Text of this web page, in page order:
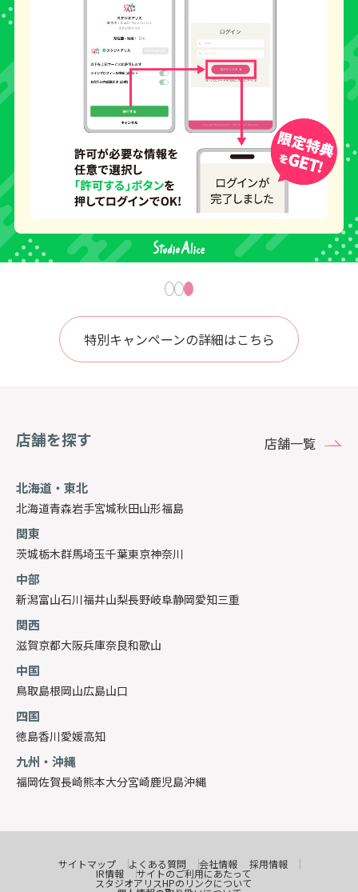
特別キャンペーンの詳細はこちら
店舗を探す 店舗一覧
北海道・東北
北海道青森岩手宮城秋田山形福島
関東
茨城栃木群馬埼玉千葉東京神奈川
中部
新潟富山石川福井山梨長野岐阜静岡愛知三重
関西
滋賀京都大阪兵庫奈良和歌山
中国
鳥取島根岡山広島山口
四国
徳島香川愛媛高知
九州・沖縄
福岡佐賀長崎熊本大分宮崎鹿児島沖縄
サイトマップ よくある質問 会社情報 採用情報
IR情報 サイトのご利用にあたって
スタジオアリスHPのリンクについて